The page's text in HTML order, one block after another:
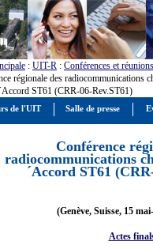
: UIT-R : Conférences et réunions
régionale des radiocommunications
ST61 (CRR-06-Rev.ST61)
Conférence
radiocommunications
´Accord ST61
(Genève, Suisse, 15
Actes
de l'UIT Salle de presse